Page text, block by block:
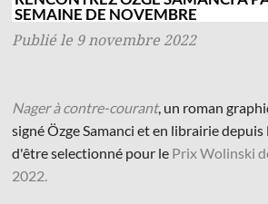
Événements
À propos
Connexion
SEMAINE DE NOVEMBRE
Publié le 9 novembre 2022
Nager à contre-courant, un roman
signé Özge Samanci et en librairie
d'être selectionné pour le Prix Wolinski
2022.